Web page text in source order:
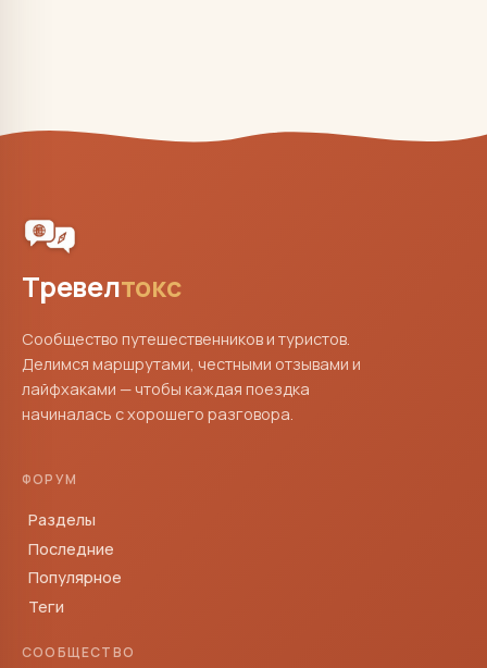
Тревелтокс
Сообщество путешественников и туристов.
Делимся маршрутами, честными отзывами и
лайфхаками — чтобы каждая поездка
начиналась с хорошего разговора.
ФОРУМ
Разделы
Последние
Популярное
Теги
СООБЩЕСТВО